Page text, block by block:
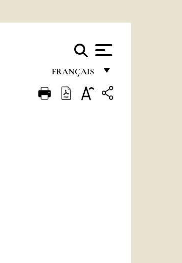
FRANÇAIS
FRANÇAIS